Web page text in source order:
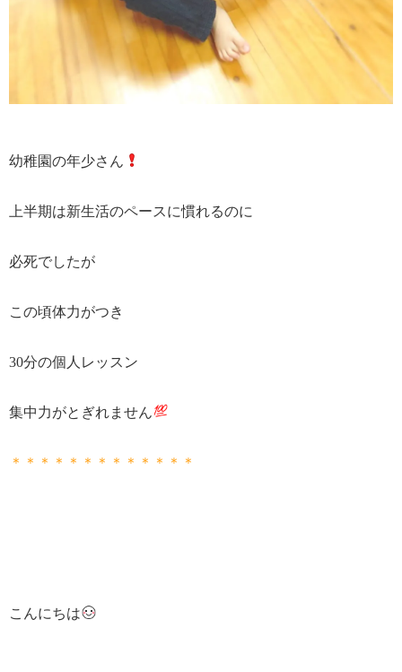
幼稚園の年少さん
上半期は新生活のペースに慣れるのに
必死でしたが
この頃体力がつき
30分の個人レッスン
集中力がとぎれません
＊＊＊＊＊＊＊＊＊＊＊＊＊
こんにちは